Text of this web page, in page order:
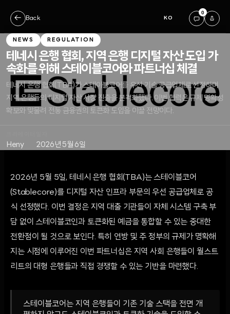
← Back KO
0
NEWS REGULATION
테네시 은행 협회, 지역 은행 디지털 자산 도입 가
속화를 위해 스테이블코어와 파트너십 체결
테네시 은행 협회(TBA)가 스테이블코어를 우선 기술 공급업체로 선정하며
지역 은행들의 디지털 자산 시장 진출을 본격화했다. 이번 협력은 규제 명확성
확보와 맞물려 전통 금융권의 토큰화 도입을 이끌 전망이다.
Heny 2026년 5월 6일
2026년 5월 5일, 테네시 은행 협회(TBA)는 스테이블코어
(Stablecore)를 디지털 자산 인프라 부문의 우선 공급업체로 공
식 선정했다. 이번 결정은 지역 대출 기관들이 자체 시스템 구축 부
담 없이 스테이블코인과 토큰화된 예금을 통합할 수 있는 중대한
전환점이 될 것으로 보인다. 특히 연방 및 주 정부의 규제가 명확해
지는 시점에 이루어진 이번 파트너십은 지역 사회 은행들이 월스트
리트의 대형 은행들과 직접 경쟁할 수 있는 기반을 마련했다.
스테이블코어는 지역 은행들이 기존 기술 스택을 전면 개